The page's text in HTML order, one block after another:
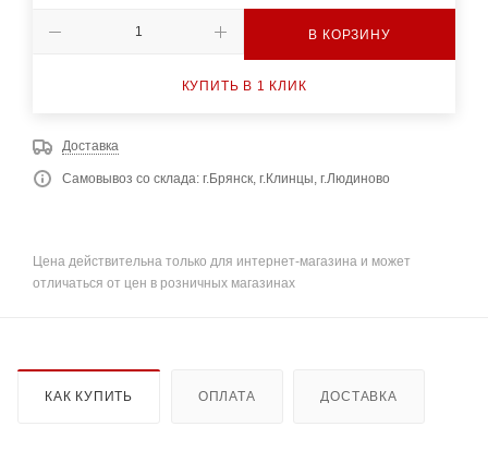
В КОРЗИНУ
КУПИТЬ В 1 КЛИК
Доставка
Самовывоз со склада: г.Брянск, г.Клинцы, г.Людиново
Цена действительна только для интернет-магазина и может
отличаться от цен в розничных магазинах
КАК КУПИТЬ ОПЛАТА ДОСТАВКА